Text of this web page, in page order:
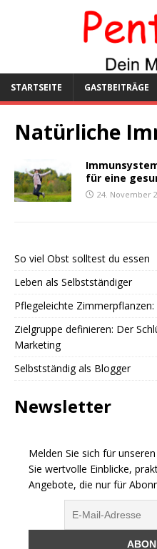
STARTSEITE GASTBEITRÄGE
Natürliche
für eine
24. November
So viel Obst solltest du essen
Leben als Selbstständiger
Pflegeleichte
Zielgruppe definieren: Der
Marketing
Selbstständig als Blogger
Newsletter
Melden Sie sich für
Sie wertvolle Einblicke,
Angebote, die nur für